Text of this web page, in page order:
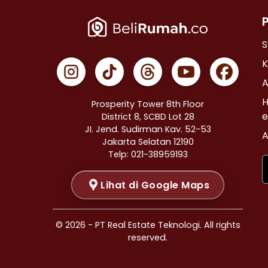
Properti Dijual di Johar Baru >
Properti Dijual di Menteng >
Properti Dijual di Tanah Abang >
Properti Dijual di Kramat >
Properti Dijual di Bendungan Hilir >
Properti Dijual di Jakarta Selatan >
Properti Dijual di Cilandak >
Properti Dijual di Gandaria Selatan >
Properti Dijual di Cipete Selatan >
Properti Dijual di Lenteng Agung >
Properti Dijual di Pondok Pinang >
Properti Dijual di Kebayoran Baru >
Properti Dijual di Mampang Prapatan >
Prosperity Tower 8th Floor
District 8, SCBD Lot 28
JI. Jend. Sudirman Kav. 52-53
Jakarta Selatan 12190
Telp: 021-38959193
Lihat di Google Maps
© 2026 - PT Real Estate Teknologi. All rights
reserved.